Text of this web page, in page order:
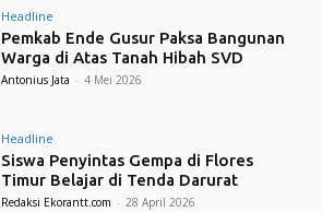
Headline
Pemkab Ende Gusur Paksa Bangunan
Warga di Atas Tanah Hibah SVD
Antonius Jata - 4 Mei 2026
Headline
Siswa Penyintas Gempa di Flores
Timur Belajar di Tenda Darurat
Redaksi Ekorantt.com - 28 April 2026